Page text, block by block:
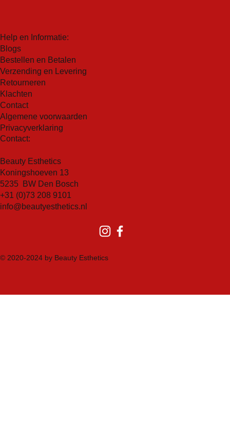
Help en Informatie:
Blogs
Bestellen en Betalen
Verzending en Levering
Retourneren
Klachten
Contact
Algemene voorwaarden
Privacyverklaring
Contact:
Beauty Esthetics
Koningshoeven 13
5235 BW Den Bosch
+31 (0)73 208 9101
info@beautyesthetics.nl
© 2020-2024 by Beauty Esthetics